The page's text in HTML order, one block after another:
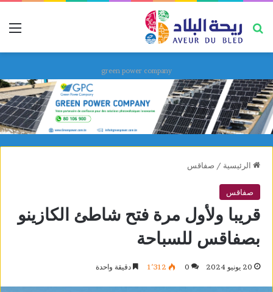
بحث عن
green power company
الرئيسية / صفاقس
صفاقس
قريبا ولأول مرة فتح شاطئ الكازينو
بصفاقس للسباحة
20 يونيو 2024 0 1٬312 دقيقة واحدة